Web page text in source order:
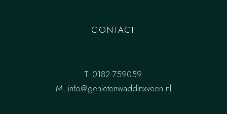
CONTACT
T. 0182-759059
M. info@genietenwaddinxveen.nl